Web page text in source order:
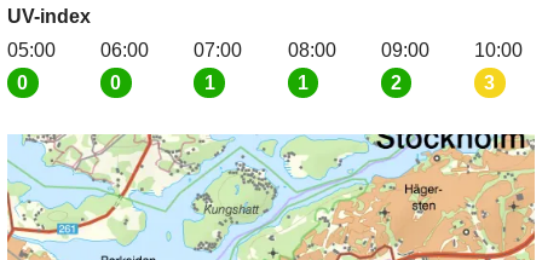
UV-index
05:00
0
06:00
0
07:00
1
08:00
1
09:00
2
10:00
3